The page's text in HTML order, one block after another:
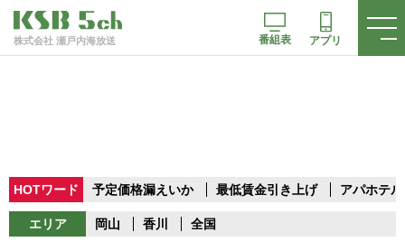
株式会社 瀬戸内海放送 番組表 アプリ
HOTワード 予定価格漏えいか 最低賃金引き上げ アパホテル
エリア 岡山 香川 全国